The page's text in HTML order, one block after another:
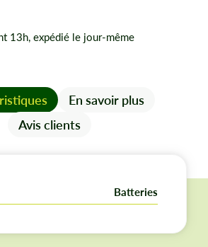
pour cette batterie
sont fabriquées avec une plaque
perte d'eau.
à froid, à l'épreuve des chocs et
de vie
13h, expédié le jour-même
En savoir plus
Avis clients
Batteries